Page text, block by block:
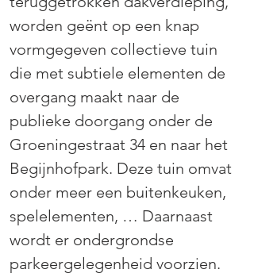
worden geënt op een knap
vormgegeven collectieve tuin
die met subtiele elementen de
overgang maakt naar de
publieke doorgang onder de
Groeningestraat 34 en naar het
Begijnhofpark. Deze tuin omvat
onder meer een buitenkeuken,
spelelementen, … Daarnaast
wordt er ondergrondse
parkeergelegenheid voorzien.